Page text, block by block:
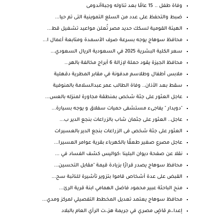
وفاة طفل .. 15 عامًا بعد تناوله وجبةأندومى
ضبط والتحفظ على عدد من السلع التموينية التى تم حيا...
الهيئة القومية لسكك حديد مصر تُعلن مواعيد تشغيل قط...
محافظ سوهاج يوجه بسرعة صرف الأسمدة ومتابعة أعمال ا...
سعر الكلية البشرية 2025 في السعودية الريال السعودي...
محافظ الجيزة يقود حملة لإزالة 6 أبراج مخالفة بالهر...
ملابس أطفال وطلاسم مدفونة في مقابر المطرية دقهلية
سقط بعد الأذان.. وفاة الطالب عمر عبدالسلامة بالمنوفية
عاجل العثور على جثة شخص بمنطقة مجاورة لمنزله بالعس...
"دويدار " يفاجىء مستشفى حميات سفلاق و يوجه بسيارة...
عاجل.. العثور على جثمان شاب بالزراعات بنجع الدير ب...
العثور على جثة شخص فى الزراعات بنجع الدير بالعسيرات
عاجل مصرع صغير طعقًا بالكهرباء بقرية عوامر العسيرا...
نقلا عن صفحة ديوان البلينا :كواليس كشف الفساد في ...
محافظ سوهاج يصدر قرارًا بزيادة قيمة "مقابل التحسين...
القبض على عدة أشخاص قاموا بتزوير تأشيرة للنائبة سح...
منح الباحثة عبير محمود فاضل الهمامي ابنة قرية الرئ...
محافظ سوهاج يعتمد تعديل المخطط التفصيلي لمركز ومدي...
إعدا،،م قاضٍ مصري في جريمة هز،،ت الرأي العام بالبلاد